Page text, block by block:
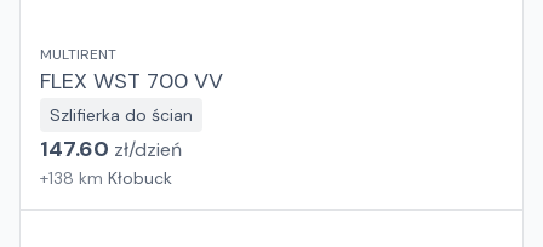
MULTIRENT
FLEX WST 700 VV
Szlifierka do ścian
147.60 zł/dzień
+138 km Kłobuck